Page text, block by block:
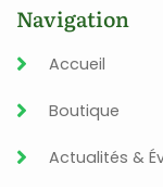
Navigation
Accueil
Boutique
Actualités &